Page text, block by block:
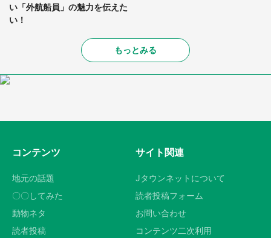
い「外航船員」の魅力を伝えた
い！
もっとみる
コンテンツ
地元の話題
〇〇してみた
動物ネタ
読者投稿
サイト関連
Jタウンネットについて
読者投稿フォーム
お問い合わせ
コンテンツ二次利用